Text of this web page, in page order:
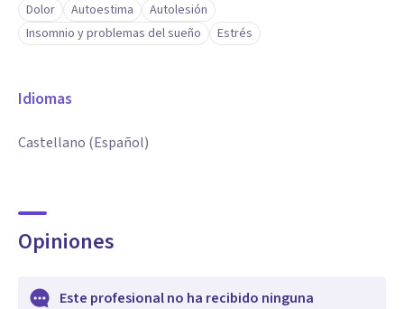
Dolor
Autoestima
Autolesión
Insomnio y problemas del sueño
Estrés
Idiomas
Castellano (Español)
Opiniones
Este profesional no ha recibido ninguna